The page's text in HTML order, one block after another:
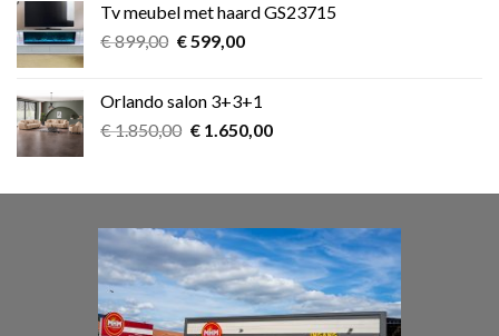
€ 39,00.€ 25,00.
Tv meubel met haard GS23715
€899,00 Oorspronkelijke
€ 899,00.
€599,00Huidige
€ 599,00.
Orlando salon 3+3+1
€1.850,00 Oorspronkelijke
€ 1.850,00.
€1.650,00Huidige
€ 1.650,00.